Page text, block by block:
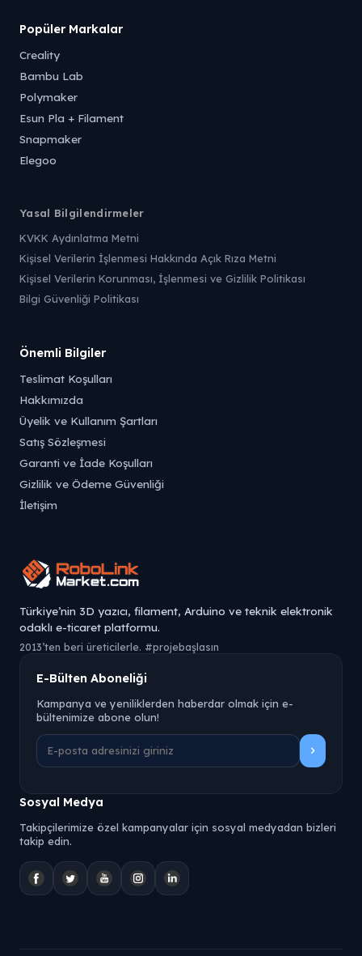
Popüler Markalar
Creality
Bambu Lab
Polymaker
Esun Pla + Filament
Snapmaker
Elegoo
Yasal Bilgilendirmeler
KVKK Aydınlatma Metni
Kişisel Verilerin İşlenmesi Hakkında Açık Rıza Metni
Kişisel Verilerin Korunması, İşlenmesi ve Gizlilik Politikası
Bilgi Güvenliği Politikası
Önemli Bilgiler
Teslimat Koşulları
Hakkımızda
Üyelik ve Kullanım Şartları
Satış Sözleşmesi
Garanti ve İade Koşulları
Gizlilik ve Ödeme Güvenliği
İletişim
Türkiye’nin 3D yazıcı, filament, Arduino ve teknik elektronik
odaklı e-ticaret platformu.
2013’ten beri üreticilerle. #projebaşlasın
E-Bülten Aboneliği
Kampanya ve yeniliklerden haberdar olmak için e-
bültenimize abone olun!
Sosyal Medya
Takipçilerimize özel kampanyalar için sosyal medyadan bizleri
takip edin.